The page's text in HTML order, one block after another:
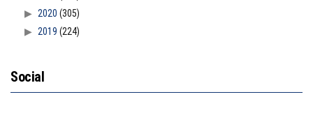
2020 (305)
2019 (224)
Social